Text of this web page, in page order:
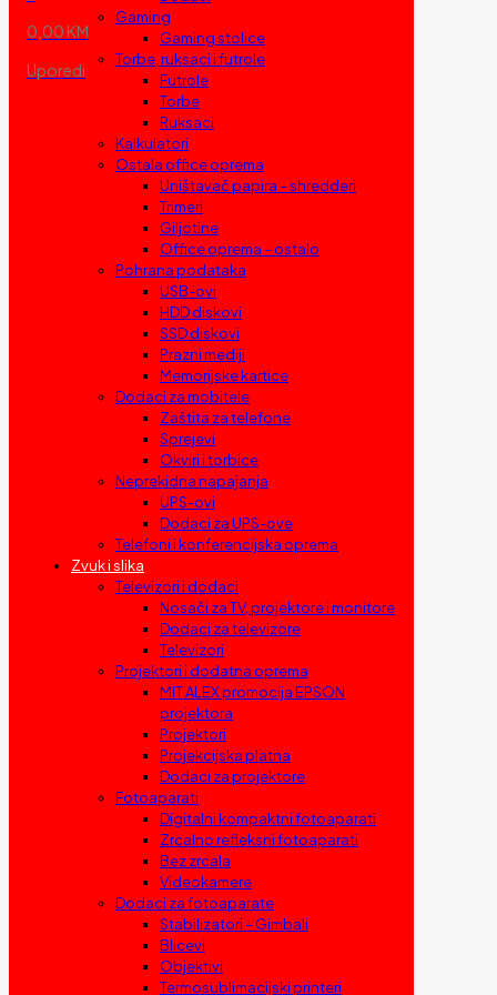
0,00 KM
Uporedi
Gaming
Gaming stolice
Torbe, ruksaci i futrole
Futrole
Torbe
Ruksaci
Kalkulatori
Ostala office oprema
Uništavač papira – shredderi
Trimeri
Giljotine
Office oprema – ostalo
Pohrana podataka
USB-ovi
HDD diskovi
SSD diskovi
Prazni mediji
Memorijske kartice
Dodaci za mobitele
Zaštita za telefone
Sprejevi
Okviri i torbice
Neprekidna napajanja
UPS-ovi
Dodaci za UPS-ove
Telefoni i konferencijska oprema
Zvuk i slika
Televizori i dodaci
Nosači za TV, projektore i monitore
Dodaci za televizore
Televizori
Projektori i dodatna oprema
MIT ALEX promocija EPSON
projektora
Projektori
Projekcijska platna
Dodaci za projektore
Fotoaparati
Digitalni kompaktni fotoaparati
Zrcalno refleksni fotoaparati
Bez zrcala
Videokamere
Dodaci za fotoaparate
Stabilizatori – Gimbali
Blicevi
Objektivi
Termosublimacijski printeri